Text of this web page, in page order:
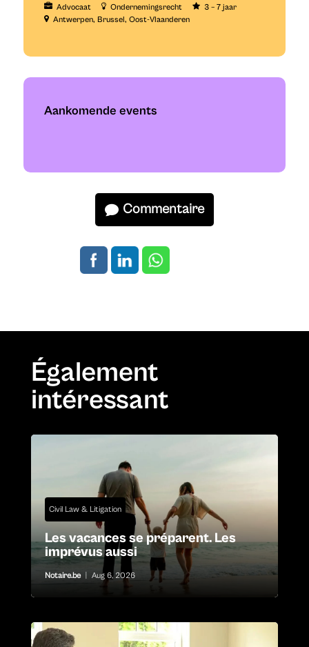
Advocaat Ondernemingsrecht
3 – 7 jaar
Antwerpen Brussel Oost-Vlaanderen
Aankomende events
Commentaire
Également
intéressant
Civil Law & Litigation
Les vacances se préparent. Les
imprévus aussi
Notaire.be Aug 6, 2026